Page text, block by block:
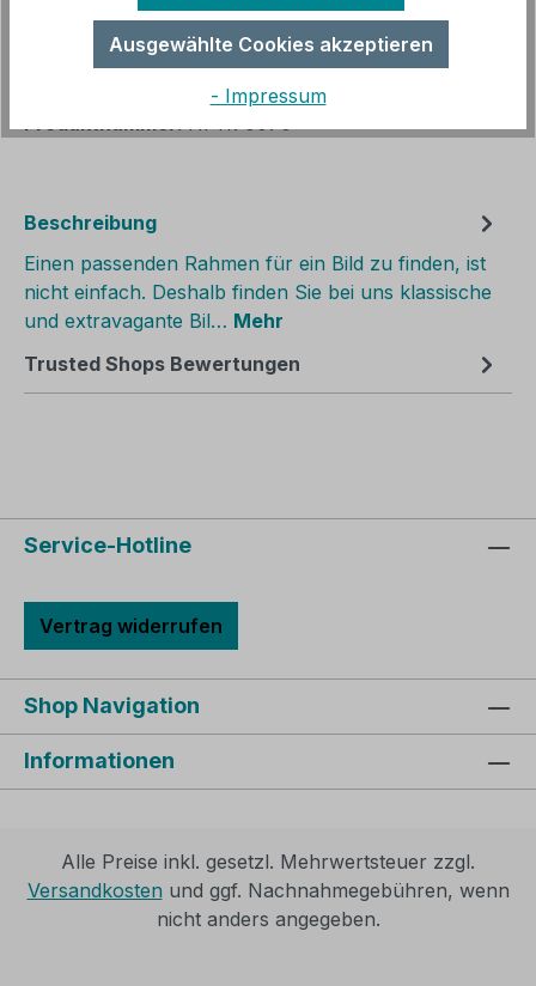
Produkt Anzahl: Gib denIn den Warenkorb
Zum Merkzettel hinzufügen
Beschreibung
Einen passenden Rahmen für ein Bild zu finden, ist
nicht einfach. Deshalb finden Sie bei uns klassische
und extravagante Bil… Mehr
Trusted Shops Bewertungen
Service-Hotline
Vertrag widerrufen
Shop Navigation
Informationen
Alle Preise inkl. gesetzl. Mehrwertsteuer zzgl.
Versandkosten und ggf. Nachnahmegebühren, wenn
nicht anders angegeben.
Ausgewählte Cookies akzeptieren
- Impressum